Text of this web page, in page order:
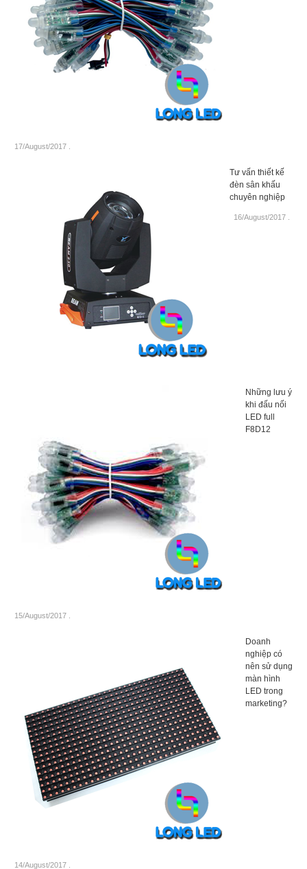
17/August/2017
Tư vấn thiết kế
đèn sân khấu
chuyên nghiệp
16/August/2017
Những lưu ý
khi đấu nối
LED full
F8D12
15/August/2017
Doanh
nghiệp có
nên sử dụng
màn hình
LED trong
marketing?
14/August/2017